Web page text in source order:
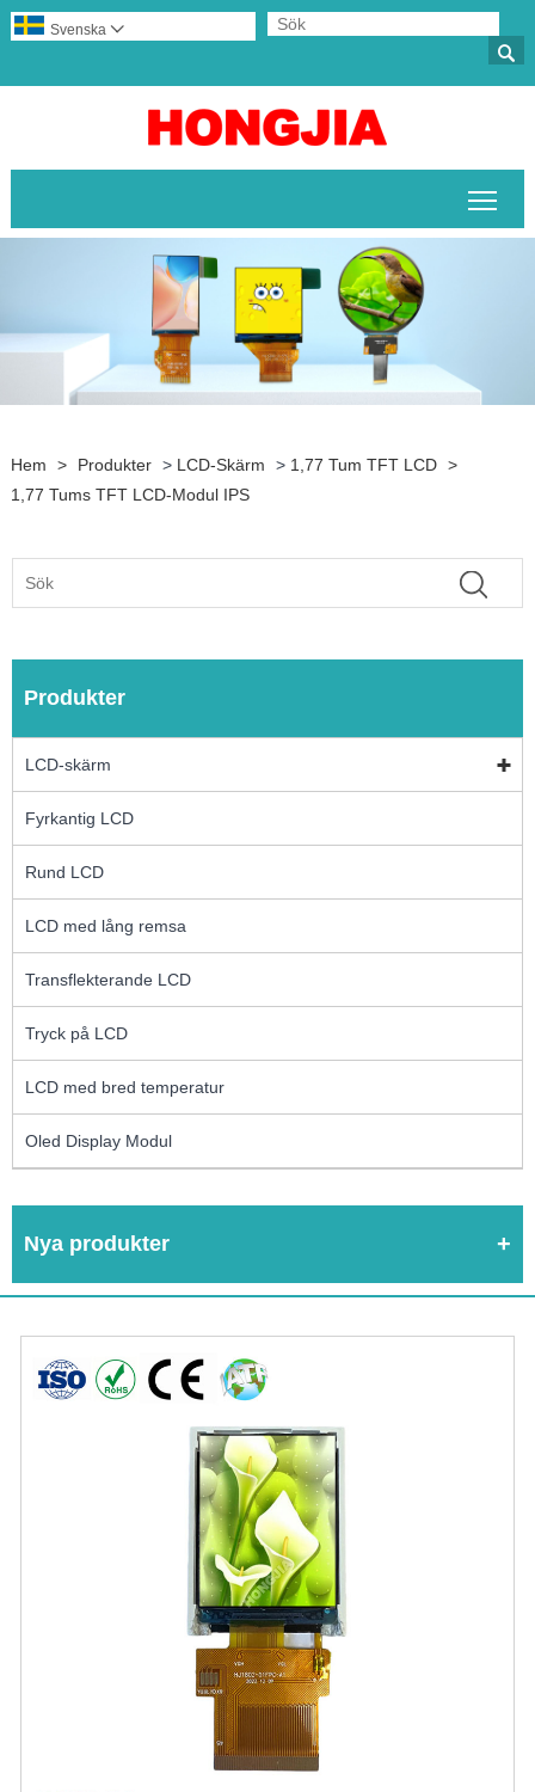

Svenska 
Hem > Produkter > LCD-Skärm > 1,77 Tum TFT LCD >
1,77 Tums TFT LCD-Modul IPS
Produkter
LCD-skärm
Fyrkantig LCD
Rund LCD
LCD med lång remsa
Transflekterande LCD
Tryck på LCD
LCD med bred temperatur
Oled Display Modul
Nya produkter